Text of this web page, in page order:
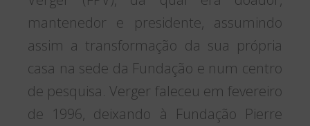
mantenedor e presidente, assumindo
assim a transformação da sua própria
casa na sede da Fundação e num centro
de pesquisa. Verger faleceu em fevereiro
de 1996, deixando à Fundação Pierre